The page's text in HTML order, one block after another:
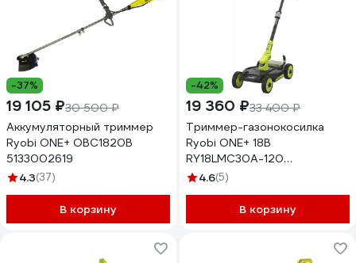
-37%
19 105 ₽30 500 ₽
Аккумуляторный триммер
Ryobi ONE+ OBC1820B
5133002619
4.3(37)
В корзину
-42%
19 360 ₽33 400 ₽
Триммер-газонокосилка
Ryobi ONE+ 18В
RY18LMC30A-120
5133005918
4.6(5)
В корзину